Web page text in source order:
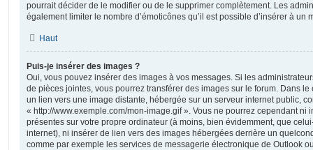
pourrait décider de le modifier ou de le supprimer complètement. Les
également limiter le nombre d’émoticônes qu’il est possible d’insérer à un
Haut
Puis-je insérer des images ?
Oui, vous pouvez insérer des images à vos messages. Si les
de pièces jointes, vous pourrez transférer des images sur le forum. Dans
un lien vers une image distante, hébergée sur un serveur internet public,
« http://www.exemple.com/mon-image.gif ». Vous ne pourrez cependant ni
présentes sur votre propre ordinateur (à moins, bien évidemment, que
internet), ni insérer de lien vers des images hébergées derrière un
comme par exemple les services de messagerie électronique de Outlook